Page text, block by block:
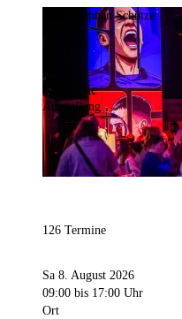
Stephan Schütze
Kategorie
Ausstellung
126 Termine
Sa 8. August 2026
09:00 bis 17:00 Uhr
Ort